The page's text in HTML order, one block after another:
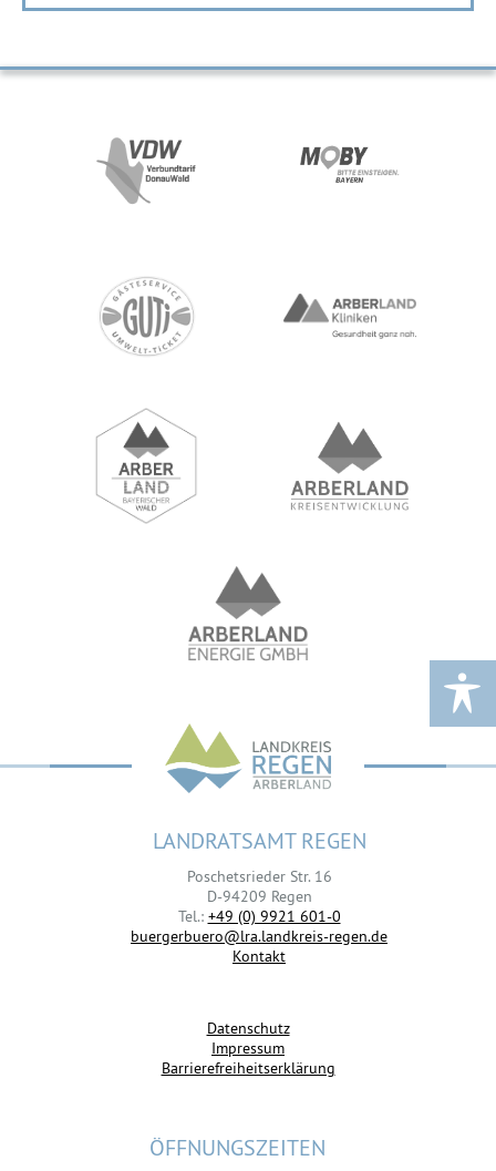
LANDRATSAMT REGEN
Poschetsrieder Str. 16
D-94209 Regen
Tel.: +49 (0) 9921 601-0
buergerbuero@lra.landkreis-regen.de
Kontakt
Datenschutz
Impressum
Barrierefreiheitserklärung
ÖFFNUNGSZEITEN